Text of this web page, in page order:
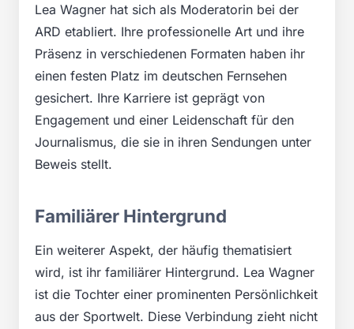
Lea Wagner hat sich als Moderatorin bei der
ARD etabliert. Ihre professionelle Art und ihre
Präsenz in verschiedenen Formaten haben ihr
einen festen Platz im deutschen Fernsehen
gesichert. Ihre Karriere ist geprägt von
Engagement und einer Leidenschaft für den
Journalismus, die sie in ihren Sendungen unter
Beweis stellt.
Familiärer Hintergrund
Ein weiterer Aspekt, der häufig thematisiert
wird, ist ihr familiärer Hintergrund. Lea Wagner
ist die Tochter einer prominenten Persönlichkeit
aus der Sportwelt. Diese Verbindung zieht nicht